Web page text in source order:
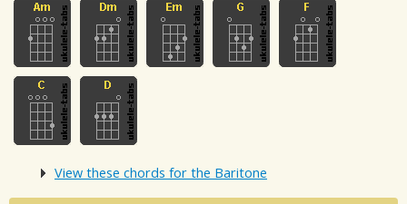
View these chords for the Baritone